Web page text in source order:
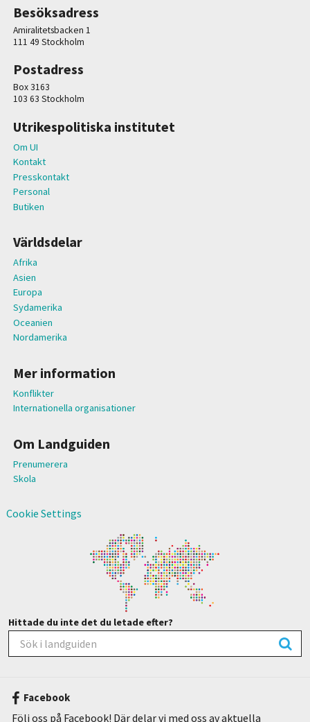
Besöksadress
Amiralitetsbacken 1
111 49 Stockholm
Postadress
Box 3163
103 63 Stockholm
Utrikespolitiska institutet
Om UI
Kontakt
Presskontakt
Personal
Butiken
Världsdelar
Afrika
Asien
Europa
Sydamerika
Oceanien
Nordamerika
Mer information
Konflikter
Internationella organisationer
Om Landguiden
Prenumerera
Skola
Cookie Settings
Hittade du inte det du letade efter?
Facebook
Följ oss på Facebook! Där delar vi med oss av aktuella